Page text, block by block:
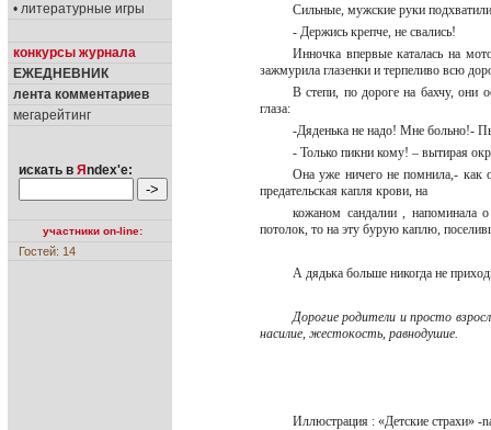
• литературные игры
конкурсы журнала
ЕЖЕДНЕВНИК
лента комментариев
мегарейтинг
искать в Я ndex'е:
участники on-line:
Гостей: 14
Сильные, мужские руки
- Держись крепче, не свались!
Инночка впервые каталась на
зажмурила глазенки и терпеливо всю
В степи, по дороге на бахчу, они
глаза:
-Дяденька не надо! Мне больно!-
- Только пикни кому! – вытирая
Она уже ничего не помнила,- как
предательская капля крови, на
кожаном сандалии , напоминала
потолок, то на эту бурую каплю,
А дядька больше никогда не
Дорогие родители и просто
насилие, жестокость, равнодушие.
Иллюстрация : «Детские страхи» -